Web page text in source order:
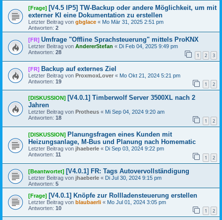
[Frage] [V4.5 IP5] TW-Backup oder andere Möglichkeit, um mit
externer KI eine Dokumentation zu erstellen
Letzter Beitrag von gbglace « Mo Mär 31, 2025 2:51 pm
Antworten: 2
[FR] Umfrage "Offline Sprachsteuerung" mittels ProKNX
Letzter Beitrag von AndererStefan « Di Feb 04, 2025 9:49 pm
Antworten: 28 1 2 3
[FR] Backup auf externes Ziel
Letzter Beitrag von ProxmoxLover « Mo Okt 21, 2024 5:21 pm
Antworten: 19 1 2
[DISKUSSION] [V4.0.1] Timberwolf Server 3500XL nach 2
Jahren
Letzter Beitrag von Protheus « Mi Sep 04, 2024 9:20 am
Antworten: 18 1 2
[DISKUSSION] Planungsfragen eines Kunden mit
Heizungsanlage, M-Bus und Planung nach Homematic
Letzter Beitrag von jhaeberle « Di Sep 03, 2024 9:22 pm
Antworten: 11 1 2
[Beantwortet] [V4.0.1] FR: Tags Autovervollständigung
Letzter Beitrag von jhaeberle « Di Jul 30, 2024 9:15 pm
Antworten: 5
[Frage] [V4.0.1] Knöpfe zur Rollladensteuerung erstellen
Letzter Beitrag von blaubaerli « Mo Jul 01, 2024 3:05 pm
Antworten: 10 1 2